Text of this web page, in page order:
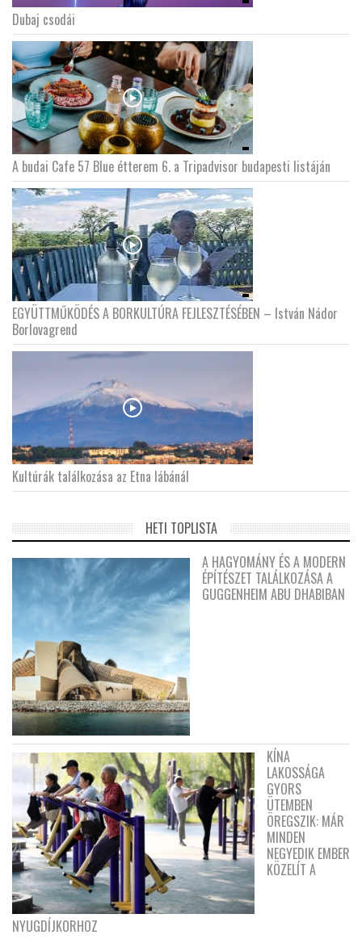
Dubaj csodái
A budai Cafe 57 Blue étterem 6. a Tripadvisor budapesti listáján
EGYÜTTMŰKÖDÉS A BORKULTÚRA FEJLESZTÉSÉBEN – István Nádor
Borlovagrend
Kultúrák találkozása az Etna lábánál
HETI TOPLISTA
A HAGYOMÁNY ÉS A MODERN
ÉPÍTÉSZET TALÁLKOZÁSA A
GUGGENHEIM ABU DHABIBAN
KÍNA
LAKOSSÁGA
GYORS
ÜTEMBEN
ÖREGSZIK: MÁR
MINDEN
NEGYEDIK EMBER
KÖZELÍT A
NYUGDÍJKORHOZ